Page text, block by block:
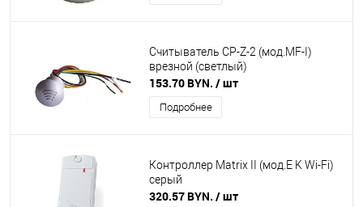
Считыватель CP-Z-2 (мод.MF-I)
врезной (светлый)
153.70 BYN. / шт
Подробнее
Контроллер Matrix II (мод.E K Wi-Fi)
серый
320.57 BYN. / шт